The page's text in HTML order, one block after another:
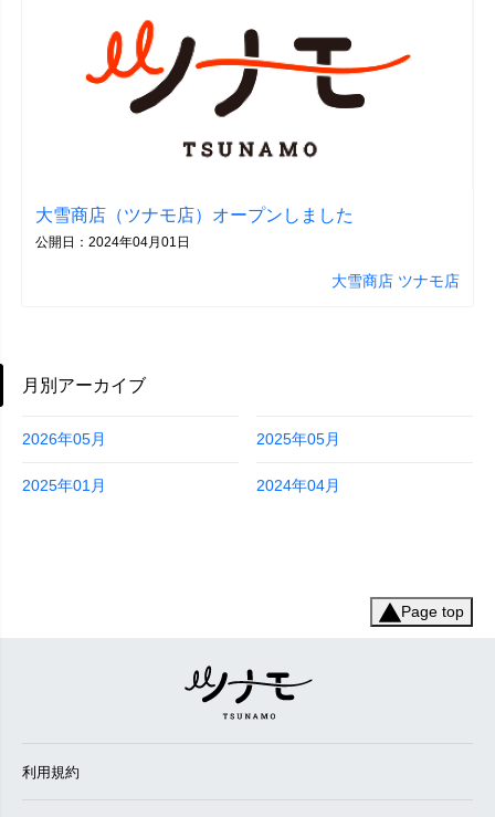
大雪商店（ツナモ店）オープンしました
公開日：2024年04月01日
大雪商店 ツナモ店
月別アーカイブ
2026年05月 2025年05月
2025年01月 2024年04月
Page top
利用規約